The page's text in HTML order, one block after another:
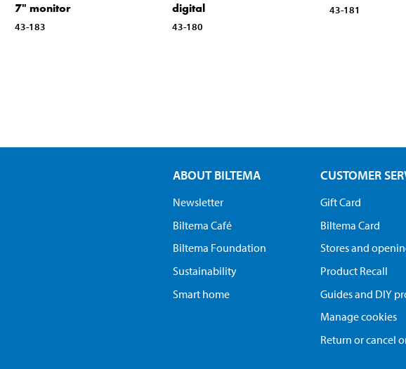
7" monitor
43-183
digital
43-180
43-181
ABOUT BILTEMA
Newsletter
Biltema Café
Biltema Foundation
Sustainability
Smart home
CUSTOMER
Gift Card
Biltema Card
Stores and
Product Recall
Guides and DIY
Manage cookies
Return or cancel